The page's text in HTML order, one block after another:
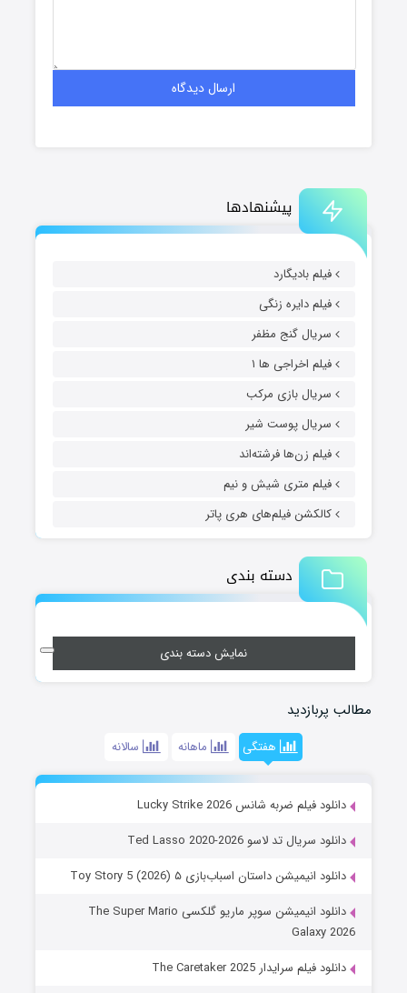
پیشنهادها
فیلم بادیگارد
فیلم دایره زنگی
سریال گنج مظفر
فیلم اخراجی ها ۱
سریال بازی مرکب
سریال پوست شیر
فیلم زن‌ها فرشته‌اند
فیلم متری شیش و نیم
کالکشن فیلم‌های هری پاتر
دسته بندی
نمایش دسته بندی
مطالب پربازدید
هفتگی ماهانه سالانه
دانلود فیلم ضربه شانس Lucky Strike 2026
دانلود سریال تد لاسو Ted Lasso 2020-2026
دانلود انیمیشن داستان اسباب‌بازی ۵ Toy Story 5 (2026)
دانلود انیمیشن سوپر ماریو گلکسی The Super Mario
Galaxy 2026
دانلود فیلم سرایدار The Caretaker 2025